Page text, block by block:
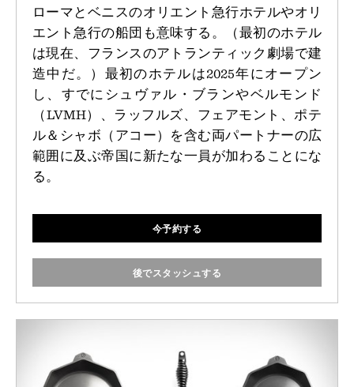
ローマとベニスのオリエント急行ホテルやオリ
エント急行の船団も意味する。（最初のホテル
は現在、フランスのアトランティック劇場で建
造中だ。）最初のホテルは2025年にオープン
し、すでにシュヴァル・ブランやベルモンド
（LVMH）、ラッフルズ、フェアモント、ポテ
ル＆シャボ（アコー）を含む両パートナーの広
範囲に及ぶ帝国に新たな一員が加わることにな
る。
今予約する
後でスタッシュする